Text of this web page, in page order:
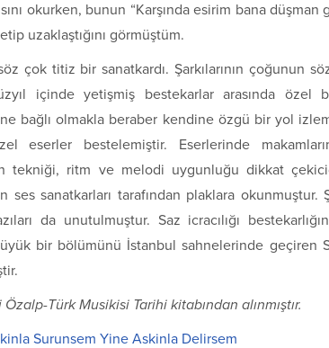
okurken, bunun “Karşında esirim bana
uzaklaştığını görmüştüm.
çok titiz bir sanatkardı. Şarkılarının çoğunun
içinde yetişmiş bestekarlar arasında özel
bağlı olmakla beraber kendine özgü bir yol
eserler bestelemiştir. Eserlerinde
tekniği, ritm ve melodi uygunluğu dikkat
ses sanatkarları tarafından plaklara okunmuştur.
da unutulmuştur. Saz icracılığı
bir bölümünü İstanbul sahnelerinde geçiren
Türk Musikisi Tarihi kitabından alınmıştır.
Surunsem Yine Askinla Delirsem